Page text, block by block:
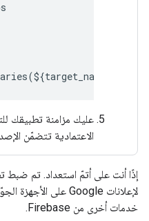
(${target_name
عليك مزامنة تطبيقك
الاعتمادية تتضمّن
خدمات أخرى من Firebase.